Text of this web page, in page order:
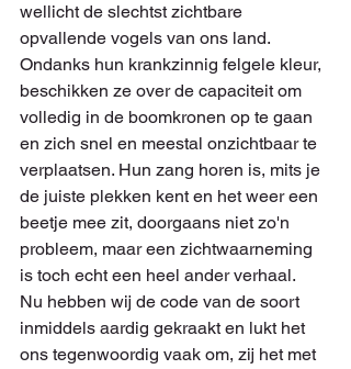
wellicht de slechtst zichtbare
opvallende vogels van ons land.
Ondanks hun krankzinnig felgele kleur,
beschikken ze over de capaciteit om
volledig in de boomkronen op te gaan
en zich snel en meestal onzichtbaar te
verplaatsen. Hun zang horen is, mits je
de juiste plekken kent en het weer een
beetje mee zit, doorgaans niet zo'n
probleem, maar een zichtwaarneming
is toch echt een heel ander verhaal.
Nu hebben wij de code van de soort
inmiddels aardig gekraakt en lukt het
ons tegenwoordig vaak om, zij het met